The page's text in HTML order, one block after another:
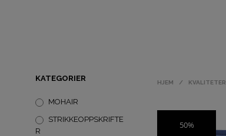
KATEGORIER
MOHAIR
STRIKKEOPPSKRIFTE
R
HJEM / KVALITETER
50%
SALG